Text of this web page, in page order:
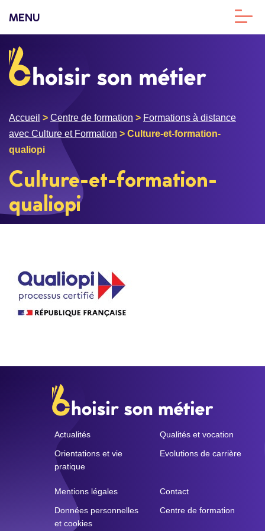
MENU
Accueil > Centre de formation > Formations à distance
avec Culture et Formation > Culture-et-formation-
qualiopi
Culture-et-formation-
qualiopi
Actualités
Orientations et vie
pratique
Qualités et vocation
Evolutions de carrière
Mentions légales
Données personnelles
et cookies
Contact
Centre de formation